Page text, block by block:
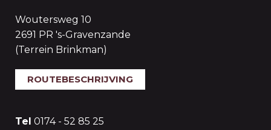
Woutersweg 10
2691 PR 's-Gravenzande
(Terrein Brinkman)
ROUTEBESCHRIJVING
Tel 0174 - 52 85 25